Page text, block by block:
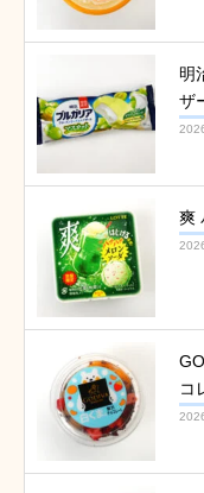
明
ザ
爽
コ